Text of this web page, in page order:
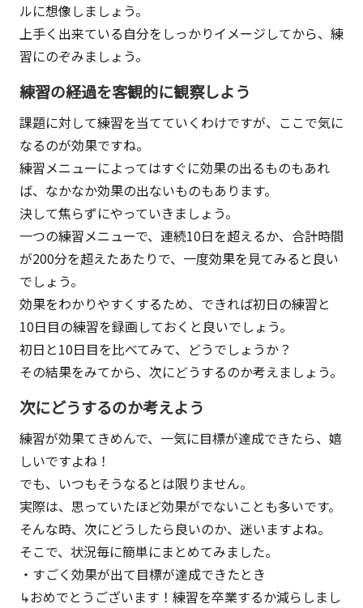
ルに想像しましょう。
上手く出来ている自分をしっかりイメージしてから、練
習にのぞみましょう。
練習の経過を客観的に観察しよう
課題に対して練習を当てていくわけですが、ここで気に
なるのが効果ですね。
練習メニューによってはすぐに効果の出るものもあれ
ば、なかなか効果の出ないものもあります。
決して焦らずにやっていきましょう。
一つの練習メニューで、連続10日を超えるか、合計時間
が200分を超えたあたりで、一度効果を見てみると良い
でしょう。
効果をわかりやすくするため、できれば初日の練習と
10日目の練習を録画しておくと良いでしょう。
初日と10日目を比べてみて、どうでしょうか？
その結果をみてから、次にどうするのか考えましょう。
次にどうするのか考えよう
練習が効果てきめんで、一気に目標が達成できたら、嬉
しいですよね！
でも、いつもそうなるとは限りません。
実際は、思っていたほど効果がでないことも多いです。
そんな時、次にどうしたら良いのか、迷いますよね。
そこで、状況毎に簡単にまとめてみました。
・すごく効果が出て目標が達成できたとき
↳おめでとうございます！練習を卒業するか減らしまし